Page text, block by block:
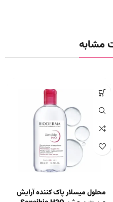
مشابه
محلول میسلار پاک کننده آرایش